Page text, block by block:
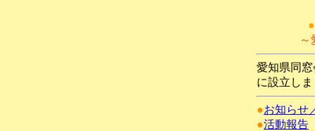
～
愛知県同窓
に設立し
●お知らせ
●活動報告